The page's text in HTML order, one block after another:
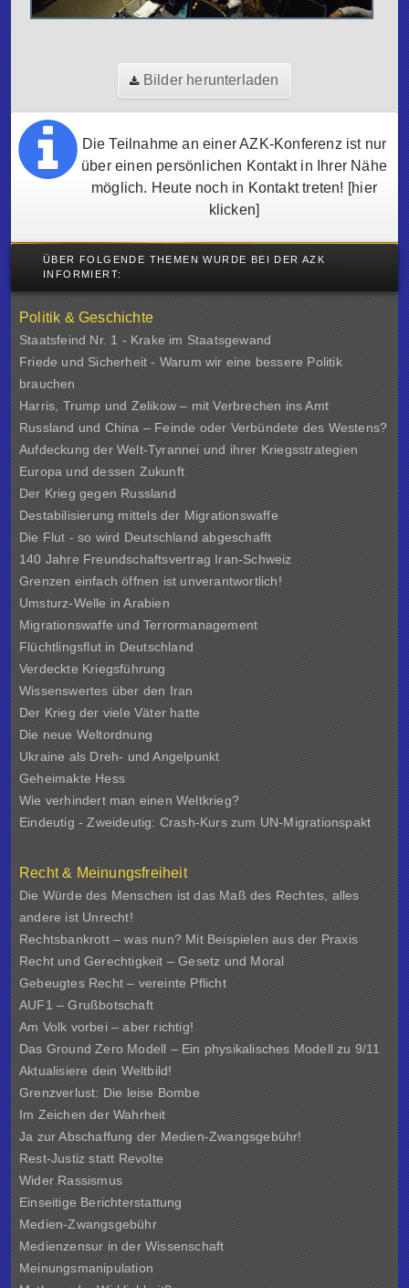
Bilder herunterladen
Die Teilnahme an einer AZK-Konferenz ist nur
über einen persönlichen Kontakt in Ihrer Nähe
möglich. Heute noch in Kontakt treten! [hier
klicken]
ÜBER FOLGENDE THEMEN WURDE BEI DER AZK
INFORMIERT:
Politik & Geschichte
Staatsfeind Nr. 1 - Krake im Staatsgewand
Friede und Sicherheit - Warum wir eine bessere Politik
brauchen
Harris, Trump und Zelikow – mit Verbrechen ins Amt
Russland und China – Feinde oder Verbündete des Westens?
Aufdeckung der Welt-Tyrannei und ihrer Kriegsstrategien
Europa und dessen Zukunft
Der Krieg gegen Russland
Destabilisierung mittels der Migrationswaffe
Die Flut - so wird Deutschland abgeschafft
140 Jahre Freundschaftsvertrag Iran-Schweiz
Grenzen einfach öffnen ist unverantwortlich!
Umsturz-Welle in Arabien
Migrationswaffe und Terrormanagement
Flüchtlingsflut in Deutschland
Verdeckte Kriegsführung
Wissenswertes über den Iran
Der Krieg der viele Väter hatte
Die neue Weltordnung
Ukraine als Dreh- und Angelpunkt
Geheimakte Hess
Wie verhindert man einen Weltkrieg?
Eindeutig - Zweideutig: Crash-Kurs zum UN-Migrationspakt
Recht & Meinungsfreiheit
Die Würde des Menschen ist das Maß des Rechtes, alles
andere ist Unrecht!
Rechtsbankrott – was nun? Mit Beispielen aus der Praxis
Recht und Gerechtigkeit – Gesetz und Moral
Gebeugtes Recht – vereinte Pflicht
AUF1 – Grußbotschaft
Am Volk vorbei – aber richtig!
Das Ground Zero Modell – Ein physikalisches Modell zu 9/11
Aktualisiere dein Weltbild!
Grenzverlust: Die leise Bombe
Im Zeichen der Wahrheit
Ja zur Abschaffung der Medien-Zwangsgebühr!
Rest-Justiz statt Revolte
Wider Rassismus
Einseitige Berichterstattung
Medien-Zwangsgebühr
Medienzensur in der Wissenschaft
Meinungsmanipulation